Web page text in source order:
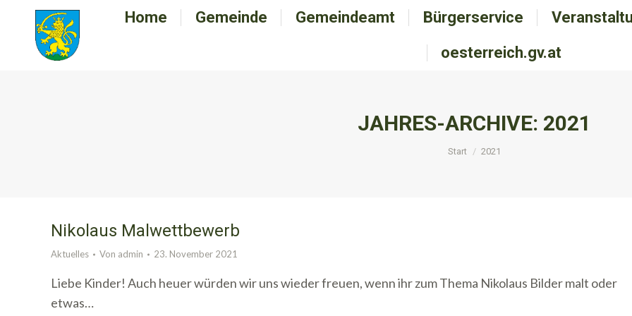
Home Gemeinde Gemeindeamt Bürgerservice
oesterreich.gv.at
JAHRES-ARCHIVE: 2021
Sie befinden sich hier:
Start 2021
Nikolaus Malwettbewerb
Aktuelles Von admin 23. November 2021
Liebe Kinder! Auch heuer würden wir uns wieder freuen, wenn ihr zum Thema Nikolaus Bilder malt oder
etwas…
Home Gemeinde Gemeindeamt Bürgerservice
oesterreich.gv.at